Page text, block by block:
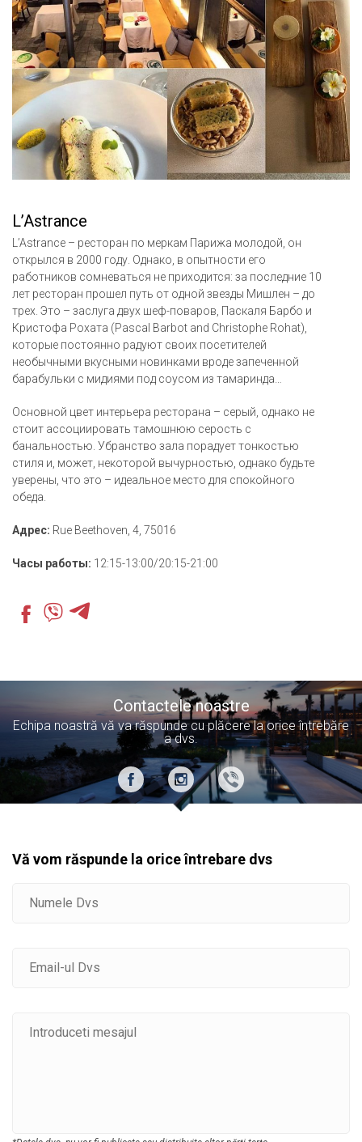
L’Astrance
L’Astrance – ресторан по меркам Парижа молодой, он
открылся в 2000 году. Однако, в опытности его
работников сомневаться не приходится: за последние 10
лет ресторан прошел путь от одной звезды Мишлен – до
трех. Это – заслуга двух шеф-поваров, Паскаля Барбо и
Кристофа Рохата (Pascal Barbot and Christophe Rohat),
которые постоянно радуют своих посетителей
необычными вкусными новинками вроде запеченной
барабульки с мидиями под соусом из тамаринда…
Основной цвет интерьера ресторана – серый, однако не
стоит ассоциировать тамошнюю серость с
банальностью. Убранство зала порадует тонкостью
стиля и, может, некоторой вычурностью, однако будьте
уверены, что это – идеальное место для спокойного
обеда.
Адрес: Rue Beethoven, 4, 75016
Часы работы: 12:15-13:00/20:15-21:00
Contactele noastre
Echipa noastră vă va răspunde cu plăcere la orice întrebăre
a dvs.
Vă vom răspunde la orice întrebare dvs